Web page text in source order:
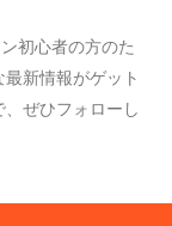
初心者の方のた
新情報がゲット
ぜひフォローし